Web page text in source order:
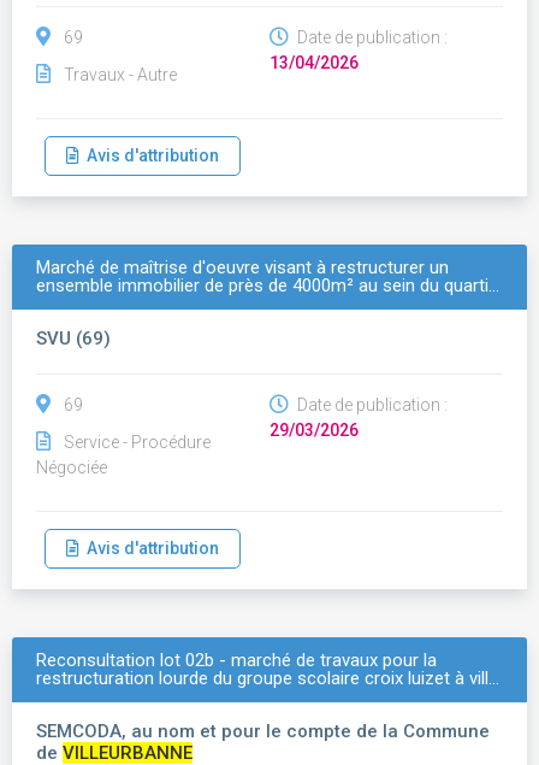
69
Travaux - Autre
Date de publication :
13/04/2026
Avis d'attribution
Marché de maîtrise d'oeuvre visant à restructurer un
ensemble immobilier de près de 4000m² au sein du quarti…
SVU (69)
69
Service - Procédure
Négociée
Date de publication :
29/03/2026
Avis d'attribution
Reconsultation lot 02b - marché de travaux pour la
restructuration lourde du groupe scolaire croix luizet à vill…
SEMCODA, au nom et pour le compte de la Commune
de VILLEURBANNE